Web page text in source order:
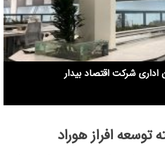
اداری شرکت اقتصاد بیدار
افراز هوراد